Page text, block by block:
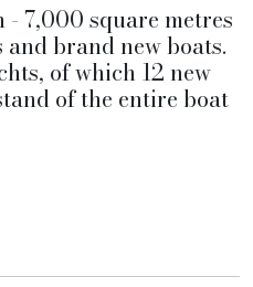
7,000 square metres
brand new boats.
of which 12 new
of the entire boat